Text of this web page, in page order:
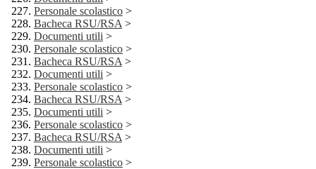
Personale scolastico >
Bacheca RSU/RSA >
Documenti utili >
Personale scolastico >
Bacheca RSU/RSA >
Documenti utili >
Personale scolastico >
Bacheca RSU/RSA >
Documenti utili >
Personale scolastico >
Bacheca RSU/RSA >
Documenti utili >
Personale scolastico >